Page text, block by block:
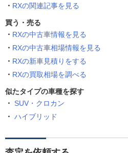
RXの関連記事を見る
買う・売る
RXの中古車情報を見る
RXの中古車相場情報を見る
RXの新車見積りをする
RXの買取相場を調べる
似たタイプの車種を探す
SUV・クロカン
ハイブリッド